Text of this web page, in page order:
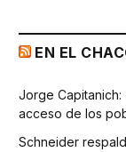
EN EL
Jorge
acceso de los
Schneider